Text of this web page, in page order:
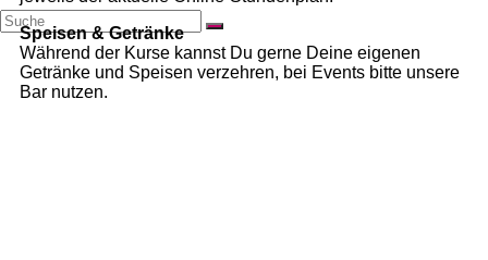
Speisen & Getränke
Während der Kurse kannst Du gerne Deine eigenen
Getränke und Speisen verzehren, bei Events bitte unsere
Bar nutzen.